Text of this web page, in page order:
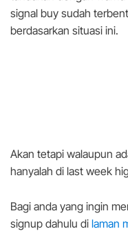
signal buy sudah
berdasarkan situasi ini.
Akan tetapi walaupun
hanyalah di last week
Bagi anda yang ingin
signup dahulu di laman